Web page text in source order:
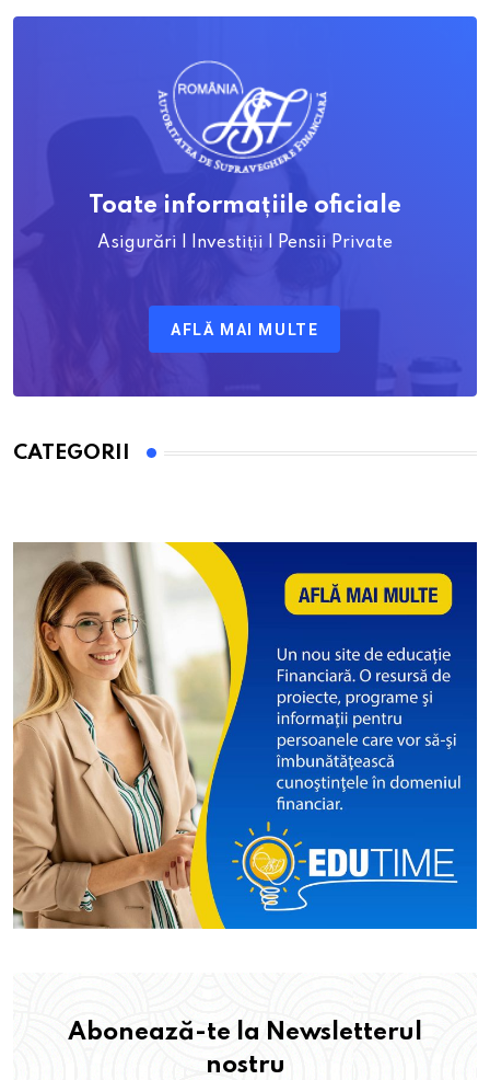
Toate informațiile oficiale
Asigurări | Investiții | Pensii Private
AFLĂ MAI MULTE
CATEGORII
Abonează-te la Newsletterul
nostru